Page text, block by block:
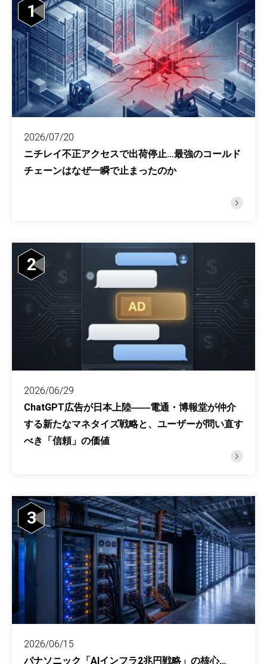
1
2026/07/20
ニチレイ不正アクセスで出荷停止…最強のコールド
チェーンはなぜ一瞬で止まったのか
2
2026/06/29
ChatGPT広告が日本上陸――電通・博報堂が仲介
する新たなマネタイズ戦略と、ユーザーが問い直す
べき「信頼」の価値
3
2026/06/15
パナソニック「AIインフラ2兆円戦略」の核心…